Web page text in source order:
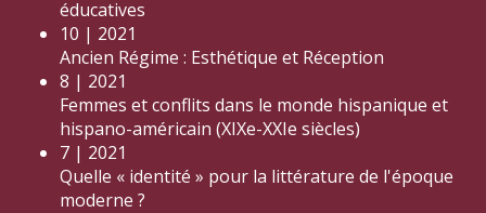
éducatives
10 | 2021
Ancien Régime : Esthétique et Réception
8 | 2021
Femmes et conflits dans le monde hispanique et
hispano-américain (XIXe-XXIe siècles)
7 | 2021
Quelle « identité » pour la littérature de l'époque
moderne ?